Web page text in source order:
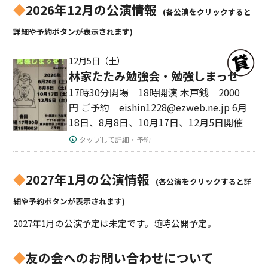
◆2026年12月の公演情報
(各公演をクリックすると
詳細や予約ボタンが表示されます)
12月5日（土）
林家たたみ勉強会・勉強しまっせ
17時30分開場 18時開演 木戸銭 2000
円 ご予約 eishin1228@ezweb.ne.jp 6月
18日、8月8日、10月17日、12月5日開催
タップして詳細・予約
◆2027年1月の公演情報
(各公演をクリックすると詳
細や予約ボタンが表示されます)
2027年1月の公演予定は未定です。随時公開予定。
◆友の会へのお問い合わせについて